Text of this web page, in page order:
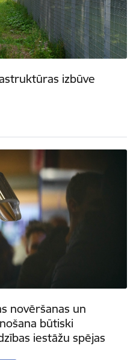
izbūve
novēršanas un
būtiski
iestāžu spējas